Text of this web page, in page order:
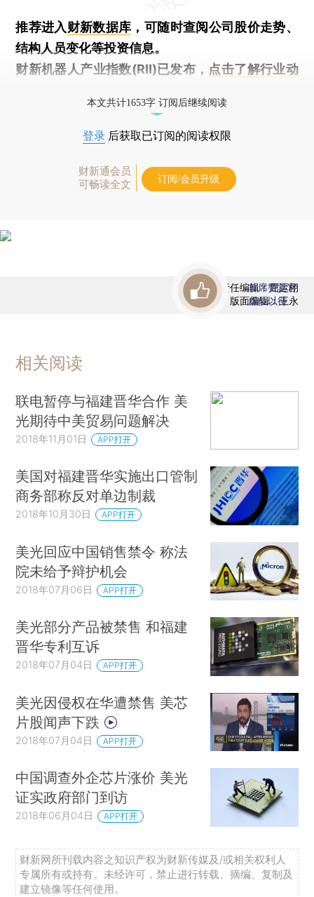
推荐进入财新数据库 ，可随时查阅公司股价走势、
结构人员变化等投资信息。
财新机器人产业指数(RII)已发布， 点击了解行业动
本文共计1653字 订阅后继续阅读
登录 后获取已订阅的阅读权限
财新通会员
可畅读全文
订阅/会员升级
责任编辑：屈运栩
版面编辑：王永
首席赞赏官
虚位以待
相关阅读
联电暂停与福建晋华合作 美
光期待中美贸易问题解决
2018年11月01日 APP打开
美国对福建晋华实施出口管制
商务部称反对单边制裁
2018年10月30日 APP打开
美光回应中国销售禁令 称法
院未给予辩护机会
2018年07月06日 APP打开
美光部分产品被禁售 和福建
晋华专利互诉
2018年07月04日 APP打开
美光因侵权在华遭禁售 美芯
片股闻声下跌
2018年07月04日 APP打开
中国调查外企芯片涨价 美光
证实政府部门到访
2018年06月04日 APP打开
财新网所刊载内容之知识产权为财新传媒及/或相关权利人
专属所有或持有。未经许可，禁止进行转载、摘编、复制及
建立镜像等任何使用。